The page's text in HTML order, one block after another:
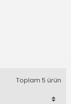
Toplam 5 ürün